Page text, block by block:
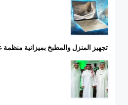
تجهيز المنزل والمطبخ بميزانية منظمة